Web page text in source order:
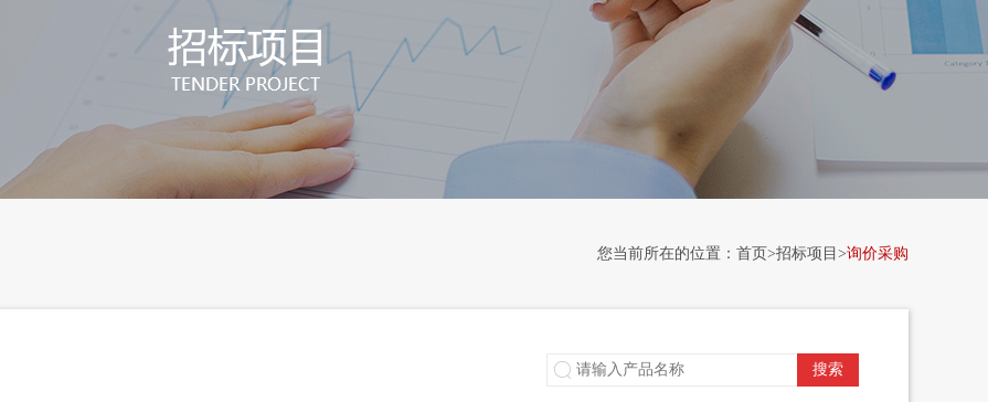
您当前所在的位置： 首页>招标项目>询价采购